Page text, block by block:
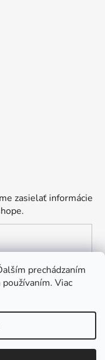
prechádzaním
Viac
a získajte
zasielať informácie
ochrany
pomôcť?“